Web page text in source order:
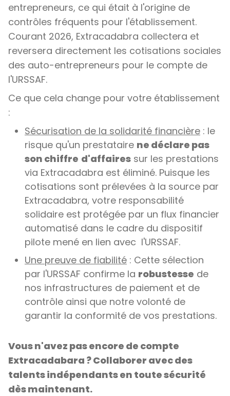
entrepreneurs, ce qui était à l'origine de
contrôles fréquents pour l'établissement.
Courant 2026, Extracadabra collectera et
reversera directement les cotisations sociales
des auto-entrepreneurs pour le compte de
l'URSSAF.
Ce que cela change pour votre établissement
:
Sécurisation de la solidarité financière : le
risque qu'un prestataire ne déclare pas
son chiffre d'affaires sur les prestations
via Extracadabra est éliminé. Puisque les
cotisations sont prélevées à la source par
Extracadabra, votre responsabilité
solidaire est protégée par un flux financier
automatisé dans le cadre du dispositif
pilote mené en lien avec l'URSSAF.
Une preuve de fiabilité : Cette sélection
par l'URSSAF confirme la robustesse de
nos infrastructures de paiement et de
contrôle ainsi que notre volonté de
garantir la conformité de vos prestations.
Vous n'avez pas encore de compte
Extracadabara ? Collaborer avec des
talents indépendants en toute sécurité
dès maintenant.